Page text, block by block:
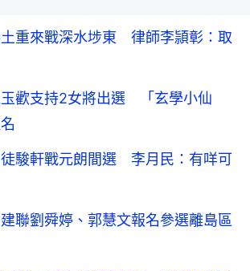
重來戰深水埗東 律師李頴彰：取
歡支持2女將出選 「玄學小仙
駿軒戰元朗間選 李月民：有咩可
聯劉舜婷、郭慧文報名參選離島區